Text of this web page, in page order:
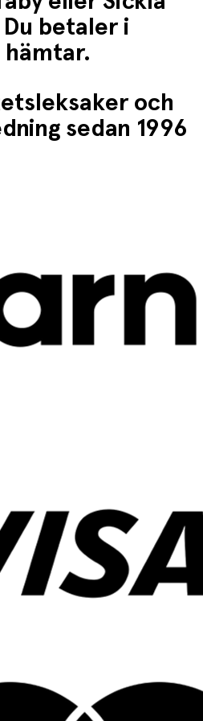
betaler i
hämtar.
och
sedan 1996